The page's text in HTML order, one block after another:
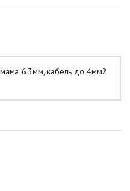
мама 6.3мм, кабель до 4мм2